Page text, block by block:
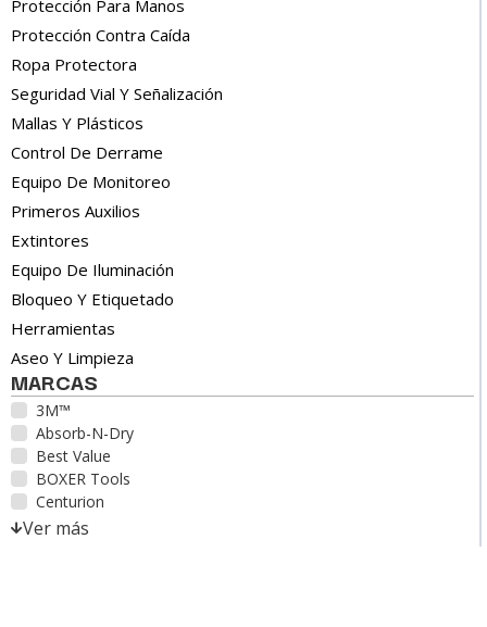
Protección Para Manos
Protección Contra Caída
Ropa Protectora
Seguridad Vial Y Señalización
Mallas Y Plásticos
Control De Derrame
Equipo De Monitoreo
Primeros Auxilios
Extintores
Equipo De Iluminación
Bloqueo Y Etiquetado
Herramientas
Aseo Y Limpieza
MARCAS
3M™
Absorb-N-Dry
Best Value
BOXER Tools
Centurion
Ver más